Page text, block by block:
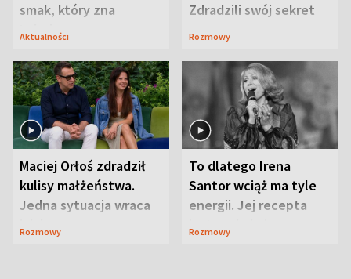
smak, który zna
Lubelszczyzna
Aktualności
Zdradzili swój sekret
Rozmowy
Maciej Orłoś zdradził
kulisy małżeństwa.
Jedna sytuacja wraca
jak bumerang
Rozmowy
To dlatego Irena
Santor wciąż ma tyle
energii. Jej recepta
jest zaskakująco
Rozmowy